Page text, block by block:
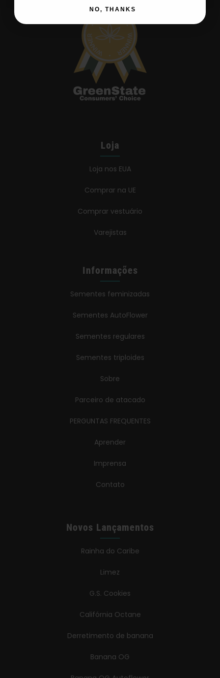
Loja
Loja nos EUA
Comprar na UE
Comprar vestuário
Varejistas
Informações
Sementes feminizadas
Sementes AutoFlower
Sementes regulares
Sementes triploides
Sobre
Parceiro de atacado
PERGUNTAS FREQUENTES
Aprender
Imprensa
Contato
Novos Lançamentos
Rainha do Caribe
Limez
G.S. Cookies
Califórnia Octane
Derretimento de banana
Banana OG
NO, THANKS